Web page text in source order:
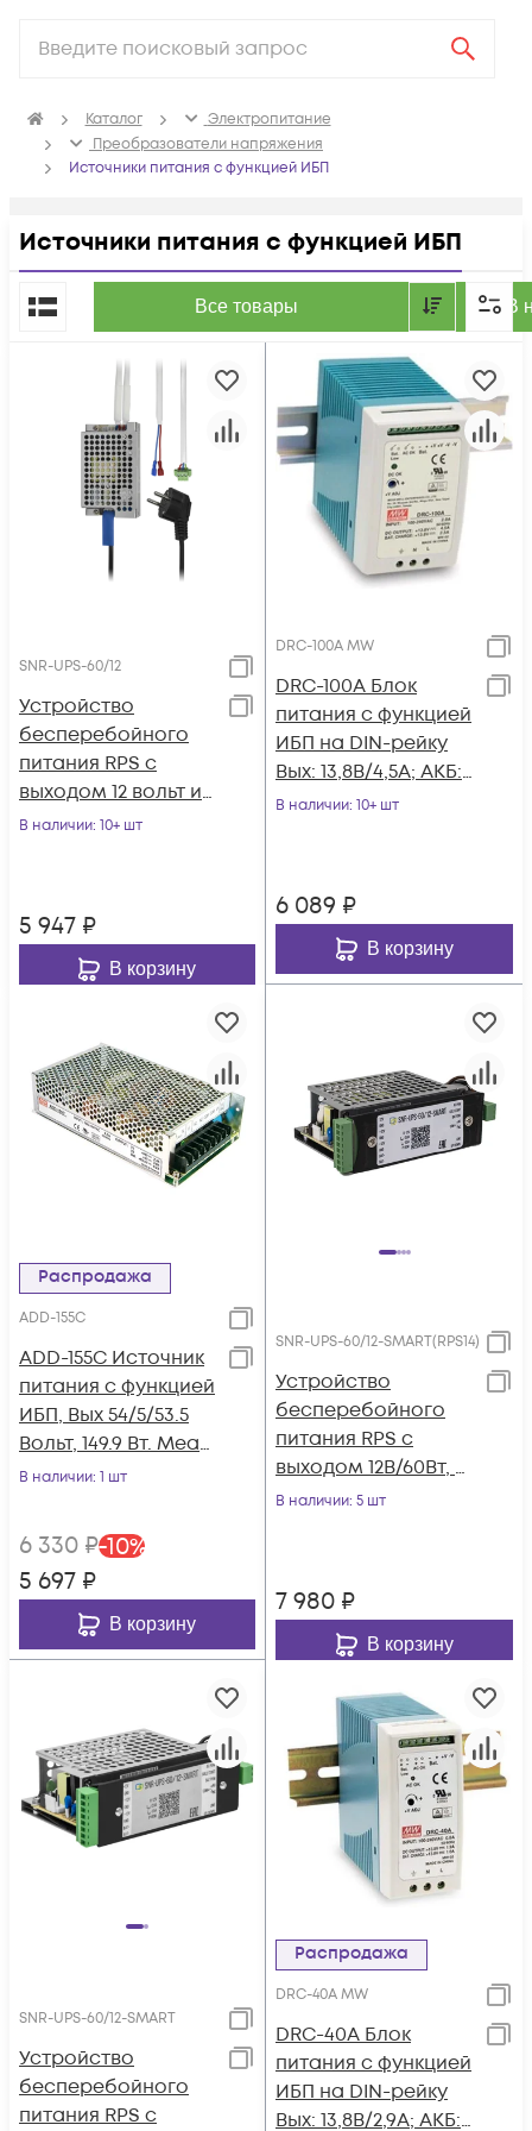
Каталог
Электропитание
Преобразователи напряжения
Источники питания c функцией ИБП
Источники питания c функцией ИБП
Все товары В
По популярности
SNR-UPS-60/12
Устройство
бесперебойного
питания RPS с
выходом 12 вольт и
функцией зарядки,
В наличии: 10+ шт
5 947 ₽
В корзину
DRC-100A MW
DRC-100A Блок
питания c функцией
ИБП на DIN-рейку
Вых: 13,8В/4,5А; АКБ:
13,8В/2,5А; 100Вт,
В наличии: 10+ шт
6 089 ₽
В корзину
Распродажа
ADD-155С
ADD-155С Источник
питания с функцией
ИБП, Вых 54/5/53.5
Вольт, 149.9 Вт. Mean
Well
В наличии: 1 шт
6 330 ₽-10%
5 697 ₽
В корзину
SNR-UPS-60/12-SMART(RPS14)
Устройство
бесперебойного
питания RPS с
выходом 12В/60Вт, с
функцией
В наличии: 5 шт
7 980 ₽
В корзину
SNR-UPS-60/12-SMART
Устройство
бесперебойного
питания RPS с
Распродажа
DRC-40A MW
DRC-40A Блок
питания c функцией
ИБП на DIN-рейку
Вых: 13,8В/2,9А; АКБ: